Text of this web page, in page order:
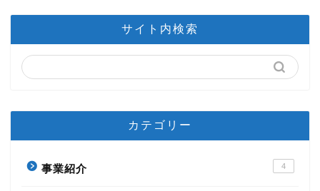
サイト内検索
カテゴリー
事業紹介 4